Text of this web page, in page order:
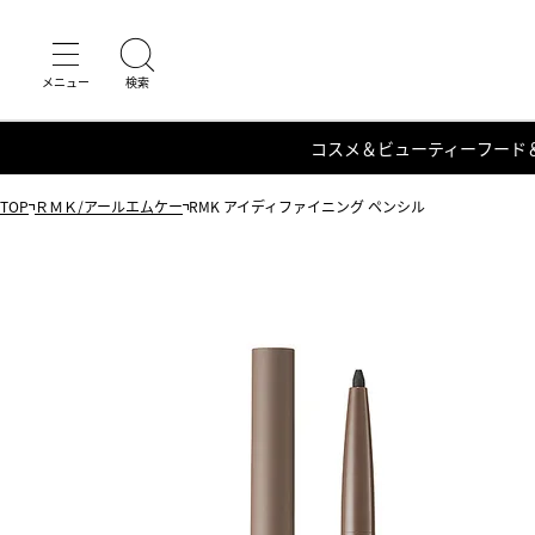
コスメ＆ビューティーフード
TOP ＲＭＫ/アールエムケー RMK アイディファイニング ペンシル